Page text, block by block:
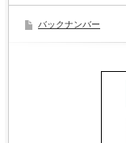
バックナンバー